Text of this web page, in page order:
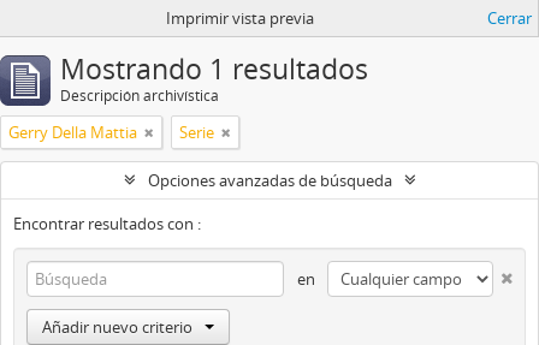
Imprimir vista previa Cerrar
Mostrando 1 resultados
Descripción archivística
Gerry Della Mattia Serie
Opciones avanzadas de búsqueda
Encontrar resultados con :
en
Añadir nuevo criterio